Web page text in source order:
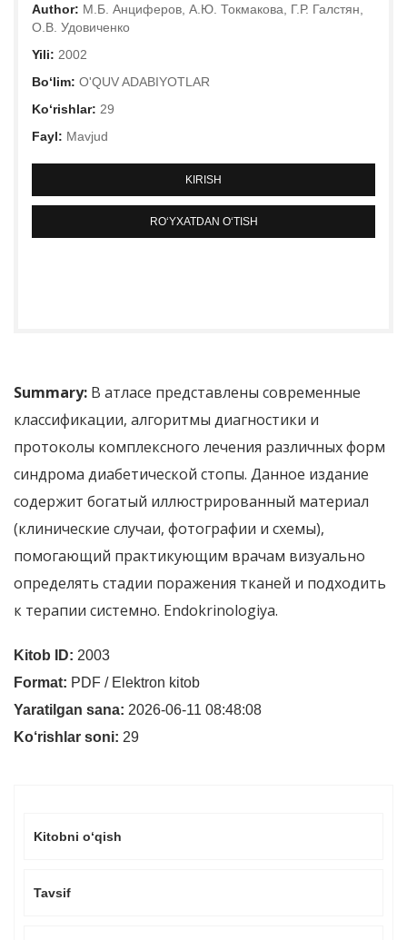
Author: М.Б. Анциферов, А.Ю. Токмакова, Г.Р. Галстян,
О.В. Удовиченко
Yili: 2002
Bo‘lim: O'QUV ADABIYOTLAR
Ko‘rishlar: 29
Fayl: Mavjud
KIRISH
RO‘YXATDAN O‘TISH
Summary: В атласе представлены современные
классификации, алгоритмы диагностики и
протоколы комплексного лечения различных форм
синдрома диабетической стопы. Данное издание
содержит богатый иллюстрированный материал
(клинические случаи, фотографии и схемы),
помогающий практикующим врачам визуально
определять стадии поражения тканей и подходить
к терапии системно. Endokrinologiya.
Kitob ID: 2003
Format: PDF / Elektron kitob
Yaratilgan sana: 2026-06-11 08:48:08
Ko‘rishlar soni: 29
Kitobni o‘qish
Tavsif